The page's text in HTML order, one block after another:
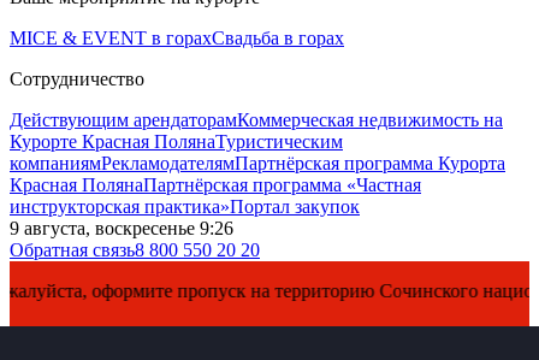
MICE & EVENT в горахСвадьба в горах
Сотрудничество
Действующим арендаторамКоммерческая недвижимость на
Курорте Красная ПолянаТуристическим
компаниямРекламодателямПартнёрская программа Курорта
Красная ПолянаПартнёрская программа «Частная
инструкторская практика»Портал закупок
9 августа, воскресенье 9:26
Обратная связь8 800 550 20 20
оформите пропуск на территорию Сочинского